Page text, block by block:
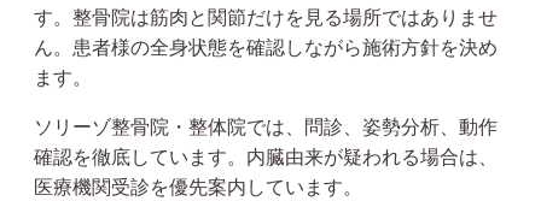
す。整骨院は筋肉と関節だけを見る場所ではありませ
ん。患者様の全身状態を確認しながら施術方針を決め
ます。
ソリーゾ整骨院・整体院では、問診、姿勢分析、動作
確認を徹底しています。内臓由来が疑われる場合は、
医療機関受診を優先案内しています。